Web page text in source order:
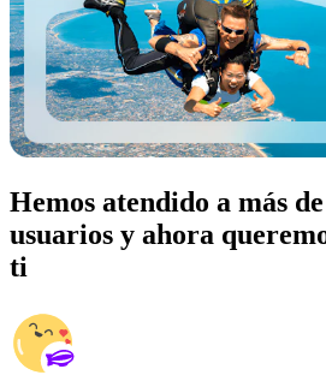
Hemos atendido a más
usuarios y ahora
ti